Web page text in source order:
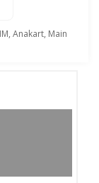
, Anakart, Main